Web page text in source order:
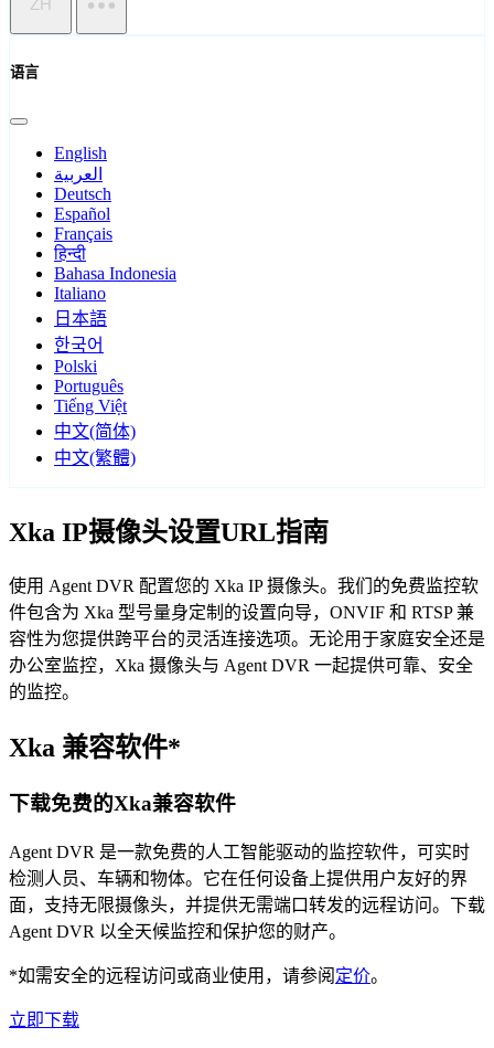
ZH
语言
English
العربية
Deutsch
Español
Français
हिन्दी
Bahasa Indonesia
Italiano
日本語
한국어
Polski
Português
Tiếng Việt
中文(简体)
中文(繁體)
Xka IP摄像头设置URL指南
使用 Agent DVR 配置您的 Xka IP 摄像头。我们的免费监控软
件包含为 Xka 型号量身定制的设置向导，ONVIF 和 RTSP 兼
容性为您提供跨平台的灵活连接选项。无论用于家庭安全还是
办公室监控，Xka 摄像头与 Agent DVR 一起提供可靠、安全
的监控。
Xka 兼容软件*
下载免费的Xka兼容软件
Agent DVR 是一款免费的人工智能驱动的监控软件，可实时
检测人员、车辆和物体。它在任何设备上提供用户友好的界
面，支持无限摄像头，并提供无需端口转发的远程访问。下载
Agent DVR 以全天候监控和保护您的财产。
*如需安全的远程访问或商业使用，请参阅 定价。
立即下载